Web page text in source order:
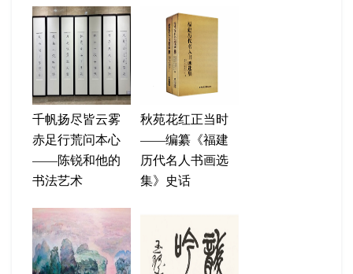
千帆扬尽皆云雾
赤足行荒问本心
——陈锐和他的
书法艺术
秋苑花红正当时
——编纂《福建
历代名人书画选
集》史话